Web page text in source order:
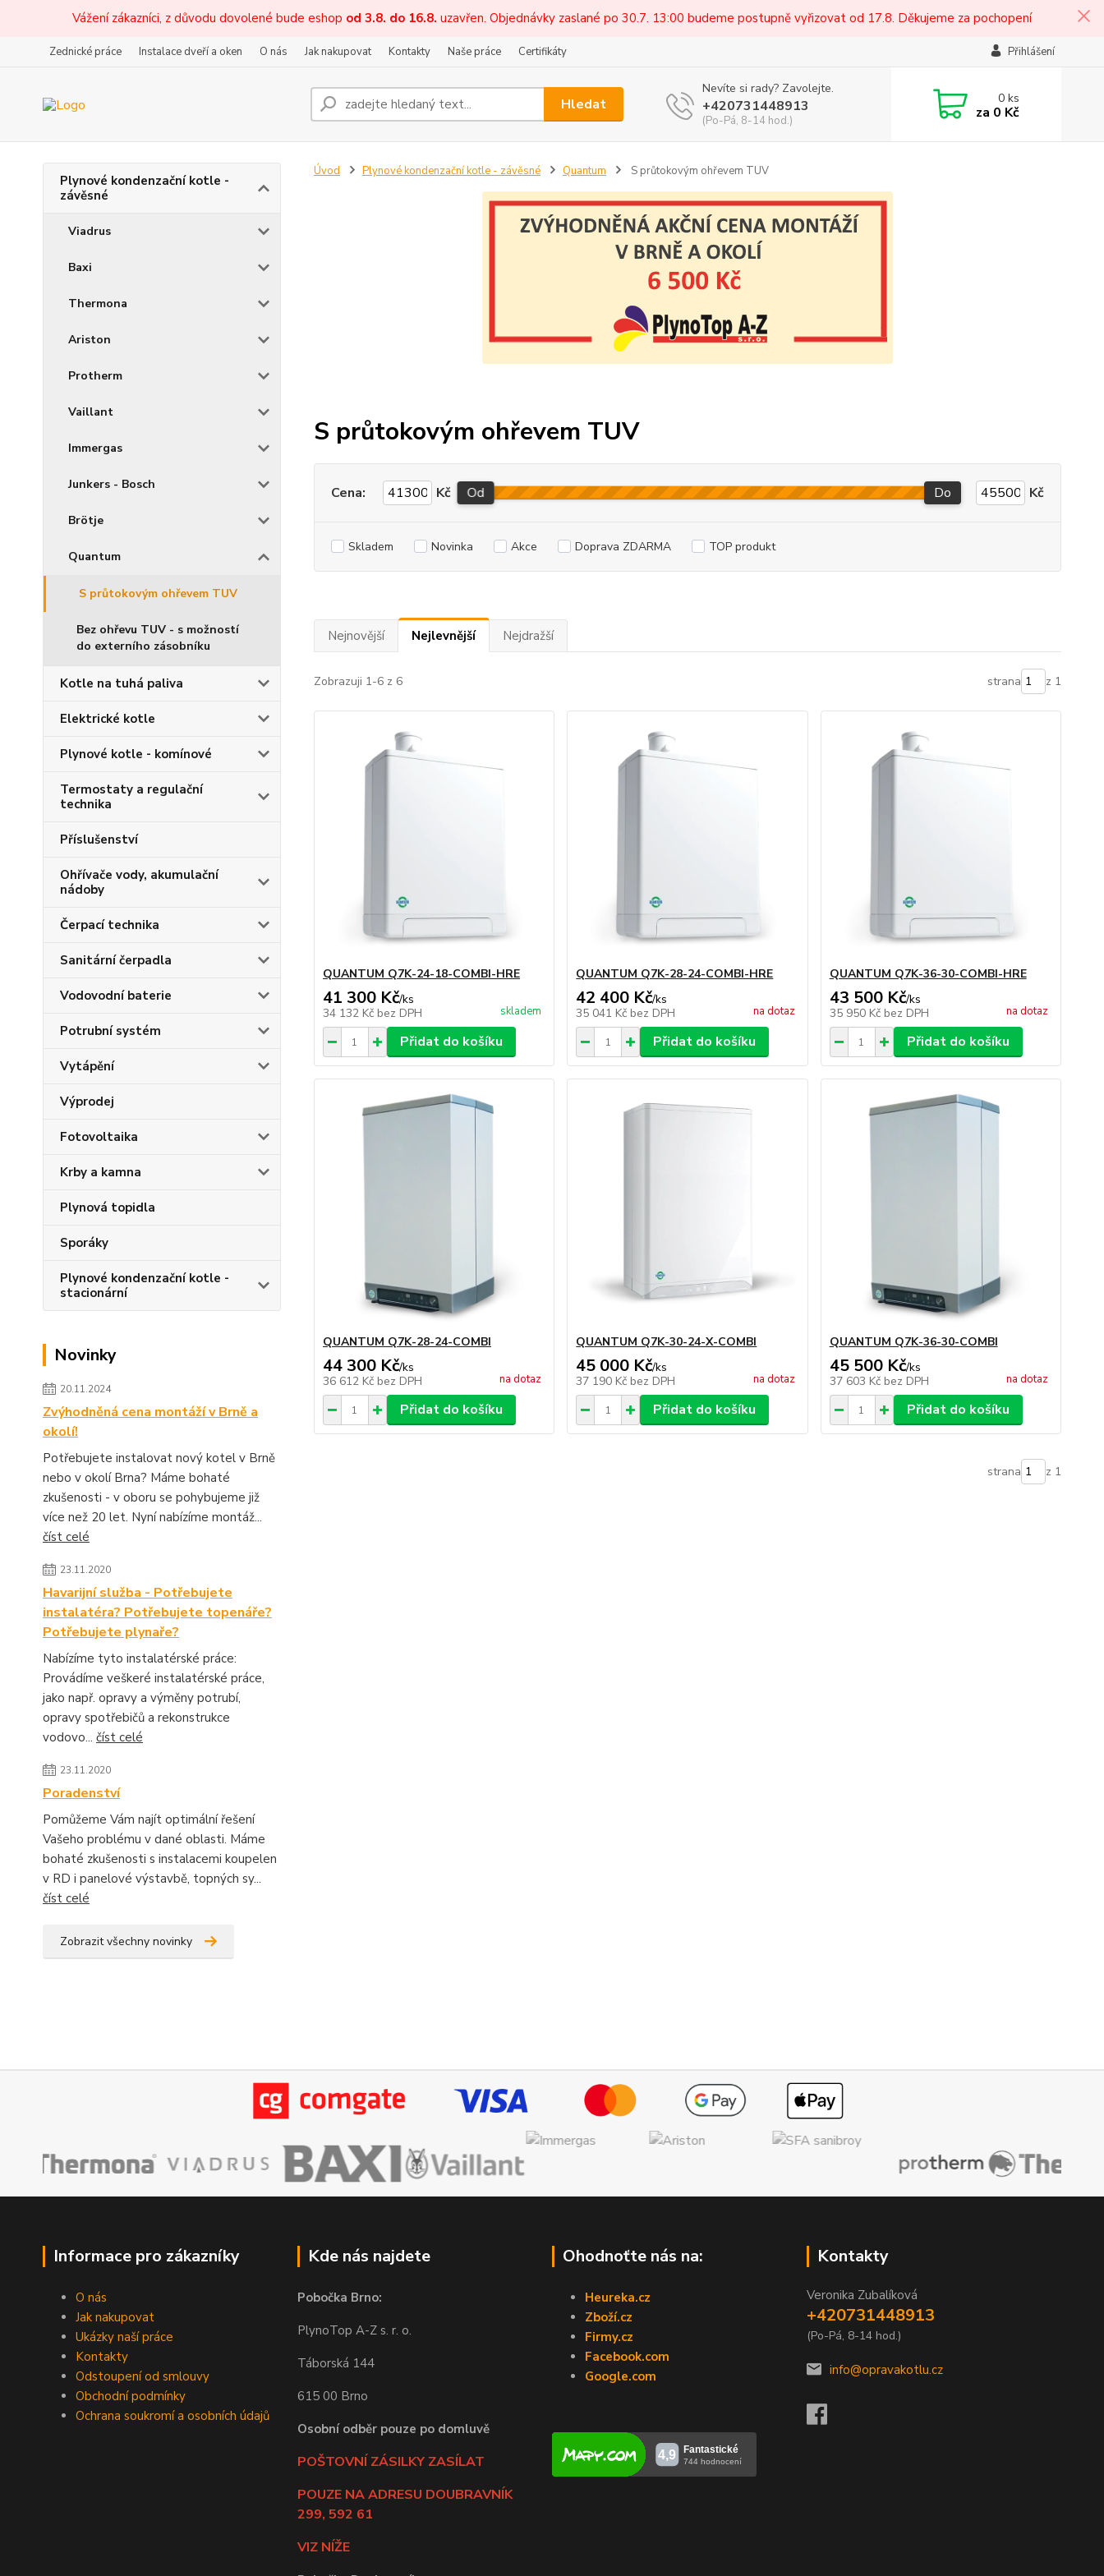
Vážení zákazníci, z důvodu dovolené bude eshop od 3.8. do 16.8. uzavřen. Objednávky zaslané po 30.7. 13:00 budeme postupně vyřizovat od 17.8. Děkujeme za pochopení
Zednické práce Instalace dveří a oken O nás Jak nakupovat Kontakty Naše práce Certifikáty Přihlášení
Hledat
Nevíte si rady? Zavolejte.
+420731448913
(Po-Pá, 8-14 hod.)
0ks
za 0 Kč
Plynové kondenzační kotle -
závěsné
Viadrus
Baxi
Thermona
Ariston
Protherm
Vaillant
Immergas
Junkers - Bosch
Brötje
Quantum
S průtokovým ohřevem TUV
Bez ohřevu TUV - s možností
do externího zásobníku
Kotle na tuhá paliva
Elektrické kotle
Plynové kotle - komínové
Termostaty a regulační
technika
Příslušenství
Ohřívače vody, akumulační
nádoby
Čerpací technika
Sanitární čerpadla
Vodovodní baterie
Potrubní systém
Vytápění
Výprodej
Fotovoltaika
Krby a kamna
Plynová topidla
Sporáky
Plynové kondenzační kotle -
stacionární
Novinky
20.11.2024
Zvýhodněná cena montáží v Brně a
okolí!
Potřebujete instalovat nový kotel v Brně
nebo v okolí Brna? Máme bohaté
zkušenosti - v oboru se pohybujeme již
více než 20 let. Nyní nabízíme montáž...
číst celé
23.11.2020
Havarijní služba - Potřebujete
instalatéra? Potřebujete topenáře?
Potřebujete plynaře?
Nabízíme tyto instalatérské práce:
Provádíme veškeré instalatérské práce,
jako např. opravy a výměny potrubí,
opravy spotřebičů a rekonstrukce
vodovo... číst celé
23.11.2020
Poradenství
Pomůžeme Vám najít optimální řešení
Vašeho problému v dané oblasti. Máme
bohaté zkušenosti s instalacemi koupelen
v RD i panelové výstavbě, topných sy...
číst celé
Zobrazit všechny novinky
Úvod Plynové kondenzační kotle - závěsné Quantum S průtokovým ohřevem TUV
S průtokovým ohřevem TUV
Cena: Kč Od Do Kč
Skladem Novinka Akce Doprava ZDARMA TOP produkt
Nejnovější Nejlevnější Nejdražší
Zobrazuji 1-6 z 6 strana z 1
QUANTUM Q7K-24-18-COMBI-HRE
41 300 Kč/ks
34 132 Kč bez DPH skladem
Přidat do košíku
QUANTUM Q7K-28-24-COMBI-HRE
42 400 Kč/ks
35 041 Kč bez DPH na dotaz
Přidat do košíku
QUANTUM Q7K-36-30-COMBI-HRE
43 500 Kč/ks
35 950 Kč bez DPH na dotaz
Přidat do košíku
QUANTUM Q7K-28-24-COMBI
44 300 Kč/ks
36 612 Kč bez DPH na dotaz
Přidat do košíku
QUANTUM Q7K-30-24-X-COMBI
45 000 Kč/ks
37 190 Kč bez DPH na dotaz
Přidat do košíku
QUANTUM Q7K-36-30-COMBI
45 500 Kč/ks
37 603 Kč bez DPH na dotaz
Přidat do košíku
strana z 1
Informace pro zákazníky
O nás
Jak nakupovat
Ukázky naší práce
Kontakty
Odstoupení od smlouvy
Obchodní podmínky
Ochrana soukromí a osobních údajů
Kde nás najdete
Pobočka Brno:
PlynoTop A-Z s. r. o.
Táborská 144
615 00 Brno
Osobní odběr pouze po domluvě
POŠTOVNÍ ZÁSILKY ZASÍLAT
POUZE NA ADRESU DOUBRAVNÍK
299, 592 61
VIZ NÍŽE
Ohodnoťte nás na:
Heureka.cz
Zboží.cz
Firmy.cz
Facebook.com
Google.com
Kontakty
Veronika Zubalíková
+420731448913
(Po-Pá, 8-14 hod.)
info@opravakotlu.cz